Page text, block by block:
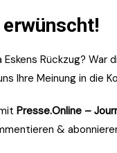
Eskens Rückzug?
Ihre Meinung in die
Presse.Online –
&